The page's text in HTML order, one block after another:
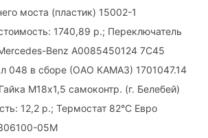
моста (пластик) 15002-1
1740,89 р.; Переключатель
Benz A0085450124 7C45
048 в сборе (ОАО КАМАЗ) 1701047.14
М18х1,5 самоконтр. (г. Белебей)
12,2 р.; Термостат 82°С Евро
05М